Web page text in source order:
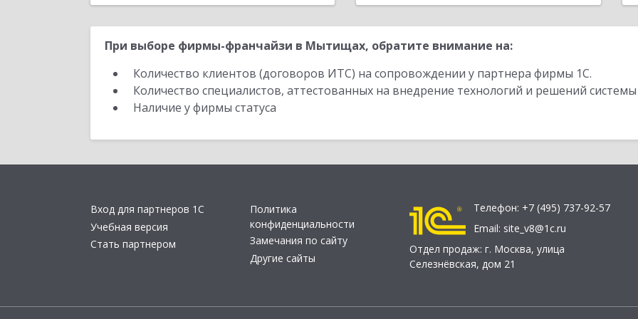
При выборе фирмы-франчайзи в Мытищах, обратите внимание на:
Количество клиентов (договоров ИТС) на сопровождении у партнера фирмы 1С.
Количество специалистов, аттестованных на внедрение технологий и решений
Наличие у фирмы статуса
Вход для партнеров 1С
Учебная версия
Стать партнером
Политика
конфиденциальности
Замечания по сайту
Другие сайты
Телефон: +7 (495) 737-92-57
Email: site_v8@1c.ru
Отдел продаж: г. Москва, улица
Селезнёвская, дом 21